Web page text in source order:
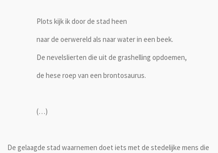
Plots kijk ik door de stad heen
naar de oerwereld als naar water in een beek.
De nevelslierten die uit de grashelling opdoemen,
de hese roep van een brontosaurus.
(…)
De gelaagde stad waarnemen doet iets met de stedelijke mens die